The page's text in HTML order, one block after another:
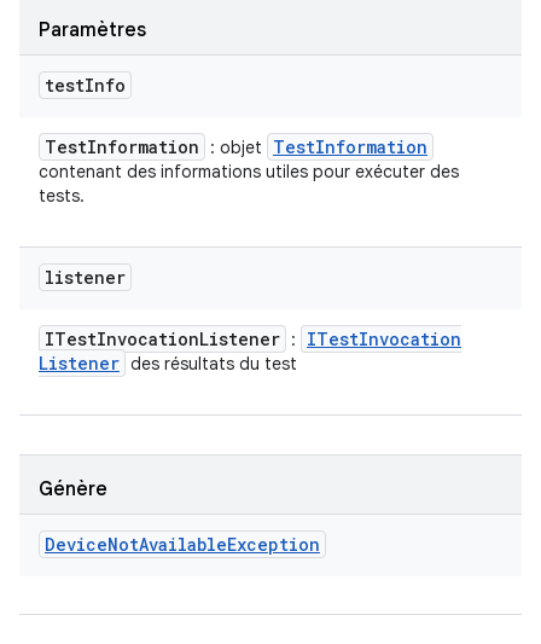
Paramètres
testInfo
TestInformation : objet TestInformation
contenant des informations utiles pour exécuter des
tests.
listener
ITestInvocationListener : ITestInvocation
Listener des résultats du test
Génère
DeviceNotAvailableException